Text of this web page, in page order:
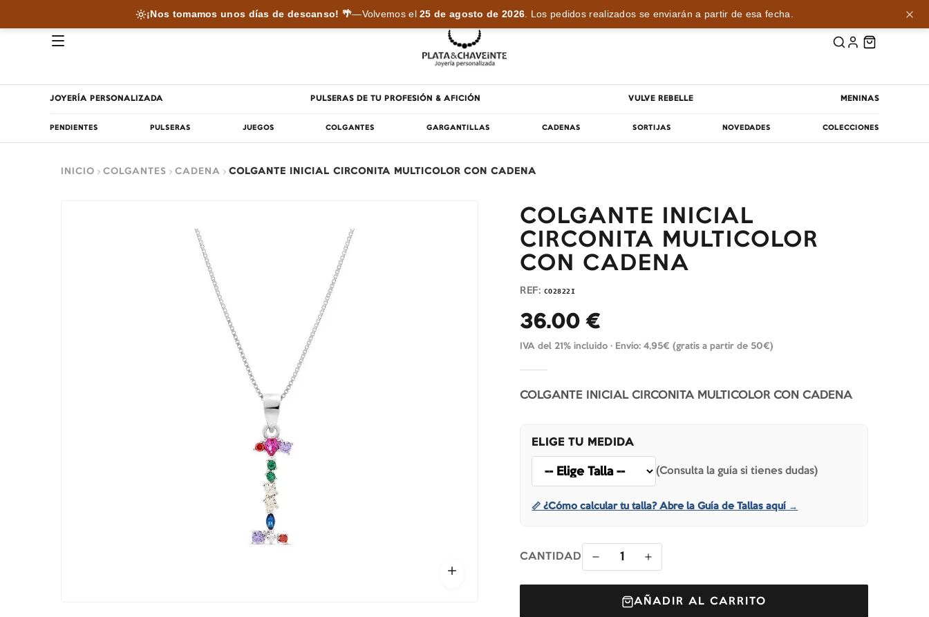
¡Nos tomamos unos días de descanso! 🌴—Volvemos el25 de agosto de 2026. Los pedidos realizados se enviarán a partir de esa fecha.
JOYERÍA PERSONALIZADA PULSERAS DE TU PROFESIÓN & AFICIÓN VULVE REBELLE MENINAS
PENDIENTES PULSERAS JUEGOS COLGANTES GARGANTILLAS CADENAS SORTIJAS NOVEDADES COLECCIONES
INICIO COLGANTES CADENA COLGANTE INICIAL CIRCONITA MULTICOLOR CON CADENA
COLGANTE INICIAL
CIRCONITA MULTICOLOR
CON CADENA
REF: CO2822I
36.00 €
IVA del 21% incluido · Envío: 4,95€ (gratis a partir de 50€)
COLGANTE INICIAL CIRCONITA MULTICOLOR CON CADENA
ELIGE TU MEDIDA
(Consulta la guía si tienes dudas)
📏 ¿Cómo calcular tu talla? Abre la Guía de Tallas aquí →
CANTIDAD 1
AÑADIR AL CARRITO